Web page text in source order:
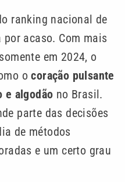
ranking nacional de
acaso. Com mais
em 2024, o
ocoração pulsante
e algodão no Brasil.
parte das decisões
de métodos
e um certo grau